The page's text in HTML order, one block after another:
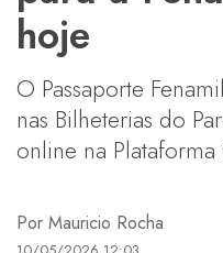
hoje
O Passaporte
nas Bilheterias do
online na
Por Mauricio Rocha